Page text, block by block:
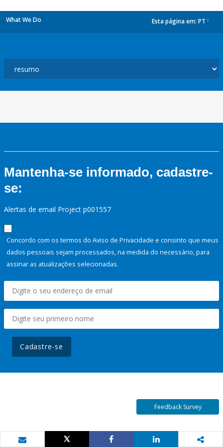
What We Do Esta página em: PT
Mantenha-se informado, cadastre-
se:
Alertas de email Project p001557
Concordo com os termos do Aviso de Privacidade e consinto que meus
dados pessoais sejam processados, na medida do necessário, para
assinar as atualizações selecionadas.
Cadastre-se
Feedback Survey